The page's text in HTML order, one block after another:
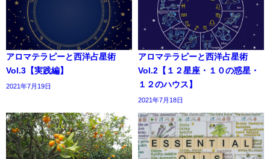
アロマテラピーと西洋占星術
Vol.3【実践編】
2021年7月19日
アロマテラピーと西洋占星術
Vol.2【１２星座・１０の惑星・
１２のハウス】
2021年7月18日